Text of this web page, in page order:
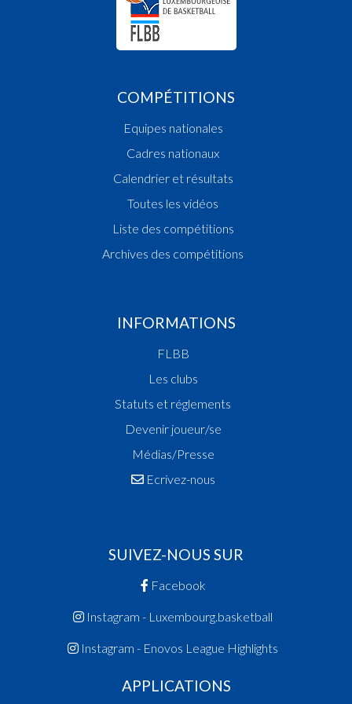
COMPÉTITIONS
Equipes nationales
Cadres nationaux
Calendrier et résultats
Toutes les vidéos
Liste des compétitions
Archives des compétitions
INFORMATIONS
FLBB
Les clubs
Statuts et réglements
Devenir joueur/se
Médias/Presse
Ecrivez-nous
SUIVEZ-NOUS SUR
Facebook
Instagram - Luxembourg.basketball
Instagram - Enovos League Highlights
APPLICATIONS